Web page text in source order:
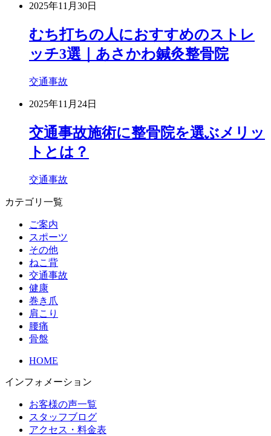
2025年11月30日
むち打ちの人におすすめのストレ
ッチ3選｜あさかわ鍼灸整骨院
交通事故
2025年11月24日
交通事故施術に整骨院を選ぶメリッ
トとは？
交通事故
カテゴリ一覧
ご案内
スポーツ
その他
ねこ背
交通事故
健康
巻き爪
肩こり
腰痛
骨盤
HOME
インフォメーション
お客様の声一覧
スタッフブログ
アクセス・料金表